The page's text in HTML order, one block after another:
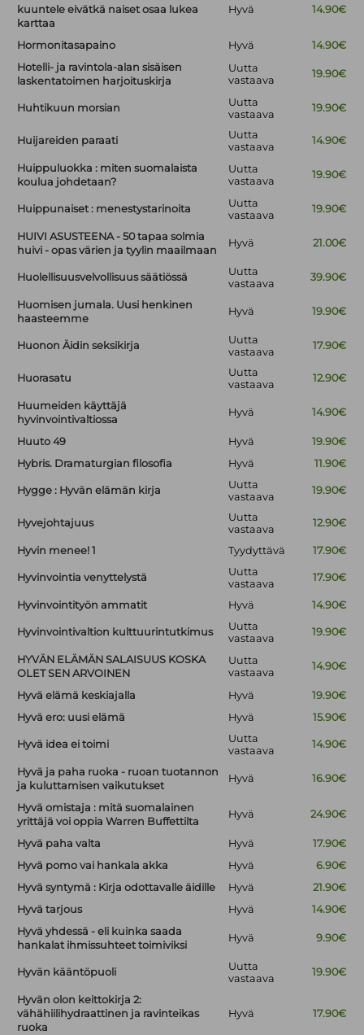
kuuntele eivätkä naiset osaa lukea
karttaa
Hyvä 14.90€
Hormonitasapaino Hyvä
14.90€
Hotelli- ja ravintola-alan sisäisen
laskentatoimen harjoituskirja
Uutta
vastaava
19.90€
Huhtikuun morsian
Uutta
vastaava
19.90€
Huijareiden paraati
Uutta
vastaava
14.90€
Huippuluokka : miten suomalaista
koulua johdetaan?
Uutta
vastaava
19.90€
Huippunaiset : menestystarinoita
Uutta
vastaava
19.90€
HUIVI ASUSTEENA - 50 tapaa solmia
huivi - opas värien ja tyylin maailmaan
Hyvä 21.00€
Huolellisuusvelvollisuus säätiössä
Uutta
vastaava
39.90€
Huomisen jumala. Uusi henkinen
haasteemme
Hyvä 19.90€
Huonon Äidin seksikirja
Uutta
vastaava
17.90€
Huorasatu
Uutta
vastaava
12.90€
Huumeiden käyttäjä
hyvinvointivaltiossa
Hyvä 14.90€
Huuto 49 Hyvä
19.90€
Hybris. Dramaturgian filosofia
Hyvä 11.90€
Hygge : Hyvän elämän kirja
Uutta
vastaava
19.90€
Hyvejohtajuus
Uutta
vastaava
12.90€
Hyvin menee! 1 Tyydyttävä 17.90€
Hyvinvointia venyttelystä
Uutta
vastaava
17.90€
Hyvinvointityön ammatit Hyvä 14.90€
Hyvinvointivaltion kulttuurintutkimus
Uutta
vastaava
19.90€
HYVÄN ELÄMÄN SALAISUUS KOSKA
OLET SEN ARVOINEN
Uutta
vastaava
14.90€
Hyvä elämä keskiajalla Hyvä
19.90€
Hyvä ero: uusi elämä
Hyvä 15.90€
Hyvä idea ei toimi
Uutta
vastaava
14.90€
Hyvä ja paha ruoka - ruoan tuotannon
ja kuluttamisen vaikutukset
Hyvä 16.90€
Hyvä omistaja : mitä suomalainen
yrittäjä voi oppia Warren Buffettilta
Hyvä 24.90€
Hyvä paha valta Hyvä
17.90€
Hyvä pomo vai hankala akka
Hyvä
6.90€
Hyvä syntymä : Kirja odottavalle äidille
Hyvä
21.90€
Hyvä tarjous
Hyvä
14.90€
Hyvä yhdessä - eli kuinka saada
hankalat ihmissuhteet toimiviksi
Hyvä 9.90€
Hyvän kääntöpuoli
Uutta
vastaava
19.90€
Hyvän olon keittokirja 2:
vähähiilihydraattinen ja ravinteikas
ruoka
Hyvä 17.90€